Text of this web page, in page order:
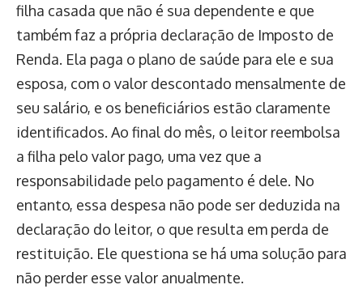
filha casada que não é sua dependente e que
também faz a própria declaração de Imposto de
Renda. Ela paga o plano de saúde para ele e sua
esposa, com o valor descontado mensalmente de
seu salário, e os beneficiários estão claramente
identificados. Ao final do mês, o leitor reembolsa
a filha pelo valor pago, uma vez que a
responsabilidade pelo pagamento é dele. No
entanto, essa despesa não pode ser deduzida na
declaração do leitor, o que resulta em perda de
restituição. Ele questiona se há uma solução para
não perder esse valor anualmente.